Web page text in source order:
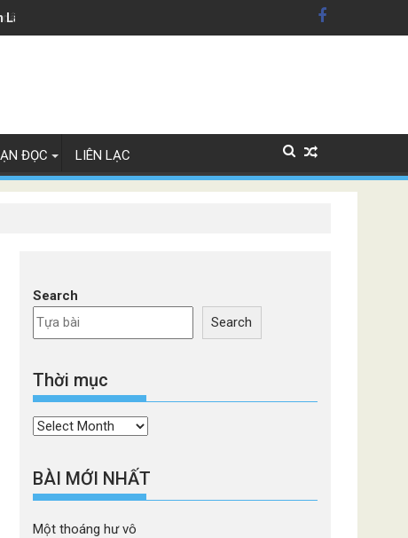
Mỹ'
Lan
ĐỌC LIÊN LẠC
Search
Search
Thời mục
Thời
BÀI MỚI NHẤT
Một thoáng hư vô